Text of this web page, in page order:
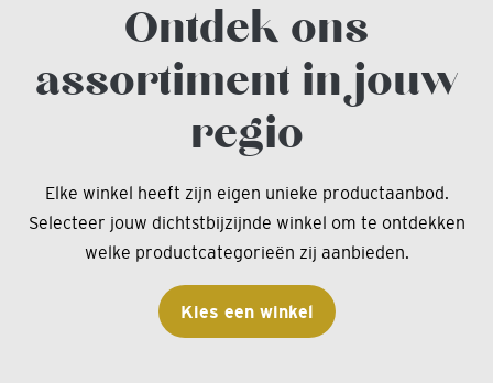
Ontdek ons
assortiment in jouw
regio
Elke winkel heeft zijn eigen unieke productaanbod.
Selecteer jouw dichtstbijzijnde winkel om te ontdekken
welke productcategorieën zij aanbieden.
Kies een winkel